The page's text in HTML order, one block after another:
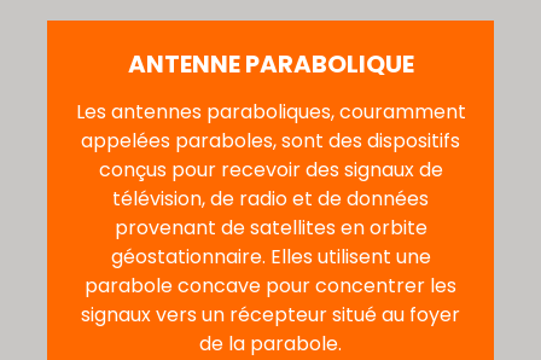
ANTENNE PARABOLIQUE
Les antennes paraboliques, couramment
appelées paraboles, sont des dispositifs
conçus pour recevoir des signaux de
télévision, de radio et de données
provenant de satellites en orbite
géostationnaire. Elles utilisent une
parabole concave pour concentrer les
signaux vers un récepteur situé au foyer
de la parabole.